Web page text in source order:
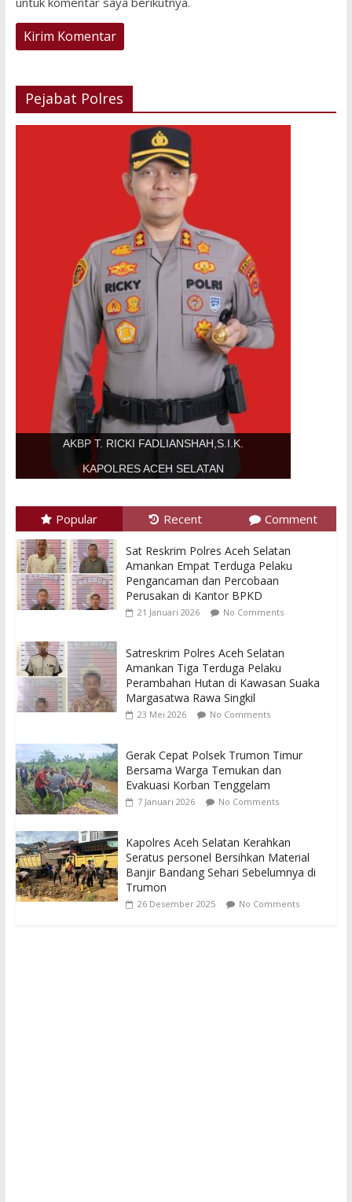
Pejabat Polres
AKBP T. RICKI FADLIANSHAH,S.I.K.
KAPOLRES ACEH SELATAN
Popular Recent Comment
Sat Reskrim Polres Aceh Selatan
Amankan Empat Terduga Pelaku
Pengancaman dan Percobaan
Perusakan di Kantor BPKD
21 Januari 2026 No Comments
Satreskrim Polres Aceh Selatan
Amankan Tiga Terduga Pelaku
Perambahan Hutan di Kawasan Suaka
Margasatwa Rawa Singkil
23 Mei 2026 No Comments
Gerak Cepat Polsek Trumon Timur
Bersama Warga Temukan dan
Evakuasi Korban Tenggelam
7 Januari 2026 No Comments
Kapolres Aceh Selatan Kerahkan
Seratus personel Bersihkan Material
Banjir Bandang Sehari Sebelumnya di
Trumon
26 Desember 2025 No Comments